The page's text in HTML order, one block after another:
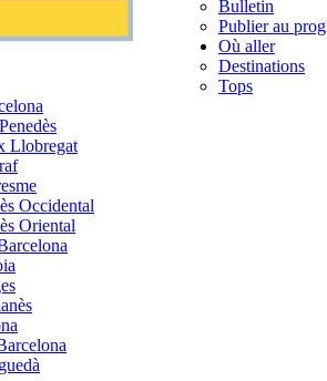
Bulletin
Publier au
Où aller
Destinations
Tops
Llobregat
Occidental
Oriental